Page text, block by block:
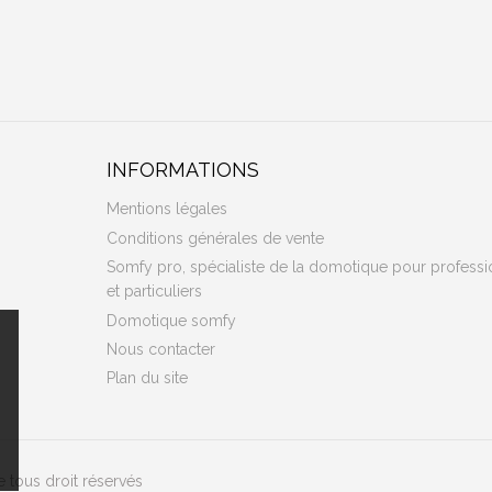
INFORMATIONS
Mentions légales
Conditions générales de vente
Somfy pro, spécialiste de la domotique pour
et particuliers
Domotique somfy
Nous contacter
Plan du site
tous droit réservés